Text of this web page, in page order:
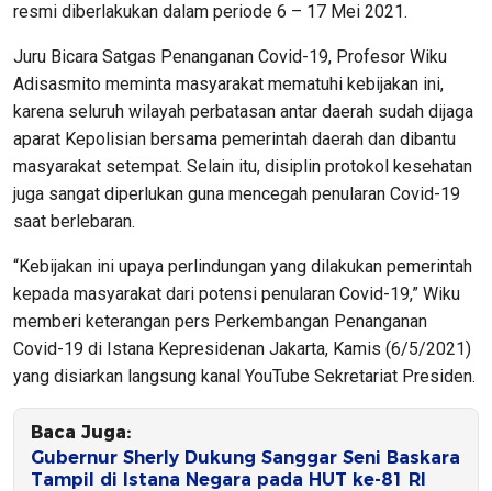
resmi diberlakukan dalam periode 6 – 17 Mei 2021.
Juru Bicara Satgas Penanganan Covid-19, Profesor Wiku
Adisasmito meminta masyarakat mematuhi kebijakan ini,
karena seluruh wilayah perbatasan antar daerah sudah dijaga
aparat Kepolisian bersama pemerintah daerah dan dibantu
masyarakat setempat. Selain itu, disiplin protokol kesehatan
juga sangat diperlukan guna mencegah penularan Covid-19
saat berlebaran.
“Kebijakan ini upaya perlindungan yang dilakukan pemerintah
kepada masyarakat dari potensi penularan Covid-19,” Wiku
memberi keterangan pers Perkembangan Penanganan
Covid-19 di Istana Kepresidenan Jakarta, Kamis (6/5/2021)
yang disiarkan langsung kanal YouTube Sekretariat Presiden.
Baca Juga:
Gubernur Sherly Dukung Sanggar Seni Baskara
Tampil di Istana Negara pada HUT ke-81 RI